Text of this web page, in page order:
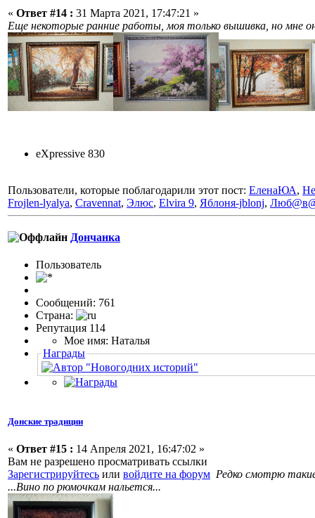
« Ответ #14 : 31 Марта 2021, 17:47:21 »
Еще некоторые ранние работы, моя только вышивка, но мне
eXpressive 830
Пользователи, которые поблагодарили этот пост: ЕленаЮА,
Frojlen-lyalya, Cravennat, Элюс, Elvira 9, Яблоня-jblonj,
Дончанка
Пользовaтeль
Сообщений: 761
Страна:
Репутация 114
Мое имя: Наталья
Награды
Донские традиции
« Ответ #15 : 14 Апреля 2021, 16:47:02 »
Вам не разрешено просматривать ссылки
Зарегистрируйтесь или войдите на форум Редко смотрю
...Вино по рюмочкам нальется...